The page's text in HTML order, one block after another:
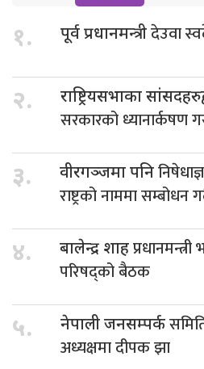
१. पूर्व प्रधानमन्त्रीदेउवा
२. राष्ट्रियसभाका
सरकारको ध्यानार्कषण
३. वीरगञ्जमा पनि
राष्ट्रको नाममा सम्बोधन
४. बालेन्द्र शाह
परिषद्को बैठक
५. नेपाली जनसम्पर्क
अध्यक्षमा दीपक झा